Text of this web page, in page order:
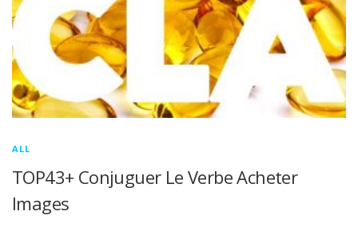
ALL
TOP43+ Conjuguer Le Verbe Acheter
Images